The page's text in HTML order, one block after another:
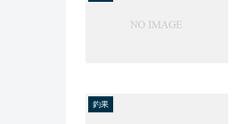
釣果